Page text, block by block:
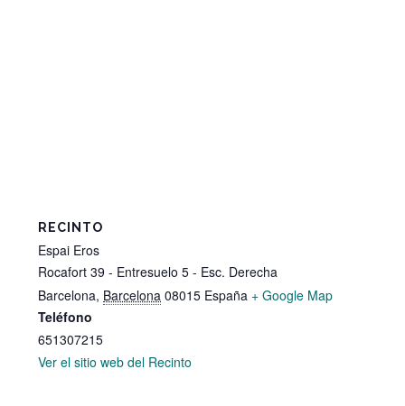
RECINTO
Espai Eros
Rocafort 39 - Entresuelo 5 - Esc. Derecha
Barcelona, Barcelona 08015 España + Google Map
Teléfono
651307215
Ver el sitio web del Recinto